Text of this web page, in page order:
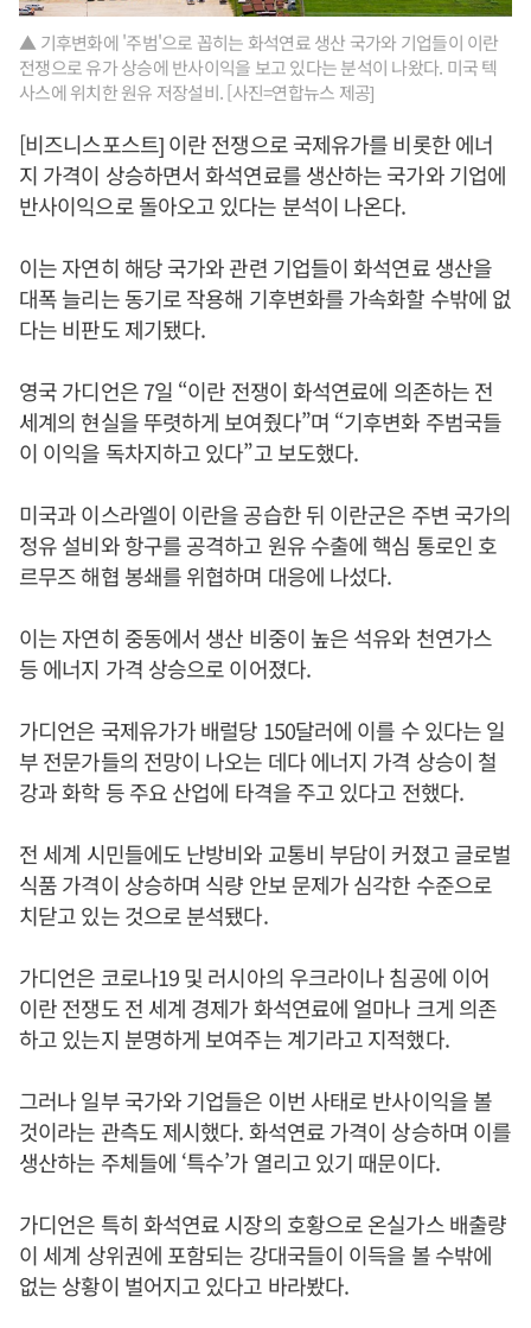
▲ 기후변화에 '주범'으로 꼽히는 화석연료 생산 국가와 기업들이 이란
전쟁으로 유가 상승에 반사이익을 보고 있다는 분석이 나왔다. 미국 텍
사스에 위치한 원유 저장설비. [사진=연합뉴스 제공]
[비즈니스포스트] 이란 전쟁으로 국제유가를 비롯한 에너
지 가격이 상승하면서 화석연료를 생산하는 국가와 기업에
반사이익으로 돌아오고 있다는 분석이 나온다.
이는 자연히 해당 국가와 관련 기업들이 화석연료 생산을
대폭 늘리는 동기로 작용해 기후변화를 가속화할 수밖에 없
다는 비판도 제기됐다.
영국 가디언은 7일 “이란 전쟁이 화석연료에 의존하는 전
세계의 현실을 뚜렷하게 보여줬다”며 “기후변화 주범국들
이 이익을 독차지하고 있다”고 보도했다.
미국과 이스라엘이 이란을 공습한 뒤 이란군은 주변 국가의
정유 설비와 항구를 공격하고 원유 수출에 핵심 통로인 호
르무즈 해협 봉쇄를 위협하며 대응에 나섰다.
이는 자연히 중동에서 생산 비중이 높은 석유와 천연가스
등 에너지 가격 상승으로 이어졌다.
가디언은 국제유가가 배럴당 150달러에 이를 수 있다는 일
부 전문가들의 전망이 나오는 데다 에너지 가격 상승이 철
강과 화학 등 주요 산업에 타격을 주고 있다고 전했다.
전 세계 시민들에도 난방비와 교통비 부담이 커졌고 글로벌
식품 가격이 상승하며 식량 안보 문제가 심각한 수준으로
치닫고 있는 것으로 분석됐다.
가디언은 코로나19 및 러시아의 우크라이나 침공에 이어
이란 전쟁도 전 세계 경제가 화석연료에 얼마나 크게 의존
하고 있는지 분명하게 보여주는 계기라고 지적했다.
그러나 일부 국가와 기업들은 이번 사태로 반사이익을 볼
것이라는 관측도 제시했다. 화석연료 가격이 상승하며 이를
생산하는 주체들에 ‘특수’가 열리고 있기 때문이다.
가디언은 특히 화석연료 시장의 호황으로 온실가스 배출량
이 세계 상위권에 포함되는 강대국들이 이득을 볼 수밖에
없는 상황이 벌어지고 있다고 바라봤다.